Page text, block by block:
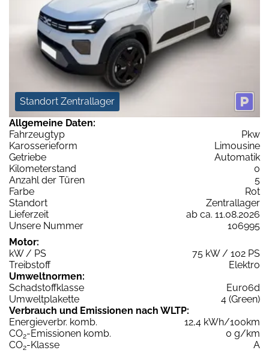
Standort Zentrallager
Allgemeine Daten:
Fahrzeugtyp
Pkw
Karosserieform
Limousine
Getriebe
Automatik
Kilometerstand
0
Anzahl der Türen
5
Farbe
Rot
Standort
Zentrallager
Lieferzeit
ab ca. 11.08.2026
Unsere Nummer
106995
Motor:
kW / PS
75 kW / 102 PS
Treibstoff
Elektro
Umweltnormen:
Schadstoffklasse
Euro6d
Umweltplakette
4 (Green)
Verbrauch und Emissionen nach WLTP:
Energieverbr. komb.
12,4 kWh/100km
CO2-Emissionen komb.
0 g/km
CO2-Klasse
A